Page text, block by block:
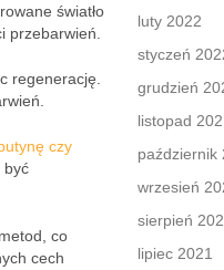
światło
przebarwień.
regenerację.
czy
być
co
cech
luty 2022
styczeń
grudzień
listopad
październik
wrzesień
sierpień
lipiec 2021